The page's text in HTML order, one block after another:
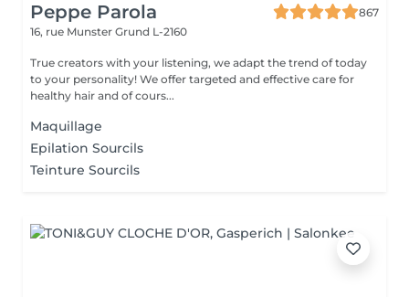
Peppe Parola
867
16, rue Munster Grund L-2160
True creators with your listening, we adapt the trend of today
to your personality! We offer targeted and effective care for
healthy hair and of cours...
Maquillage
Epilation Sourcils
Teinture Sourcils